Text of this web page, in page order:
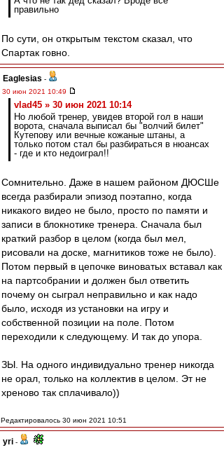
правильно
По сути, он открытым текстом сказал, что
Спартак говно.
Eaglesias -
30 июн 2021 10:49
vlad45 » 30 июн 2021 10:14
Но любой тренер, увидев второй гол в наши
ворота, сначала выписал бы "волчий билет"
Кутепову или вечные кожаные штаны, а
только потом стал бы разбираться в нюансах
- где и кто недоиграл!!
Сомнительно. Даже в нашем районом ДЮСШе
всегда разбирали эпизод поэтапно, когда
никакого видео не было, просто по памяти и
записи в блокнотике тренера. Сначала был
краткий разбор в целом (когда был мел,
рисовали на доске, магнитиков тоже не было).
Потом первый в цепочке виноватых вставал как
на партсобрании и должен был ответить
почему он сыграл неправильно и как надо
было, исходя из установки на игру и
собственной позиции на поле. Потом
переходили к следующему. И так до упора.
ЗЫ. На одного индивидуально тренер никогда
не орал, только на коллектив в целом. Эт не
хреново так сплачивало))
Редактировалось 30 июн 2021 10:51
yri -